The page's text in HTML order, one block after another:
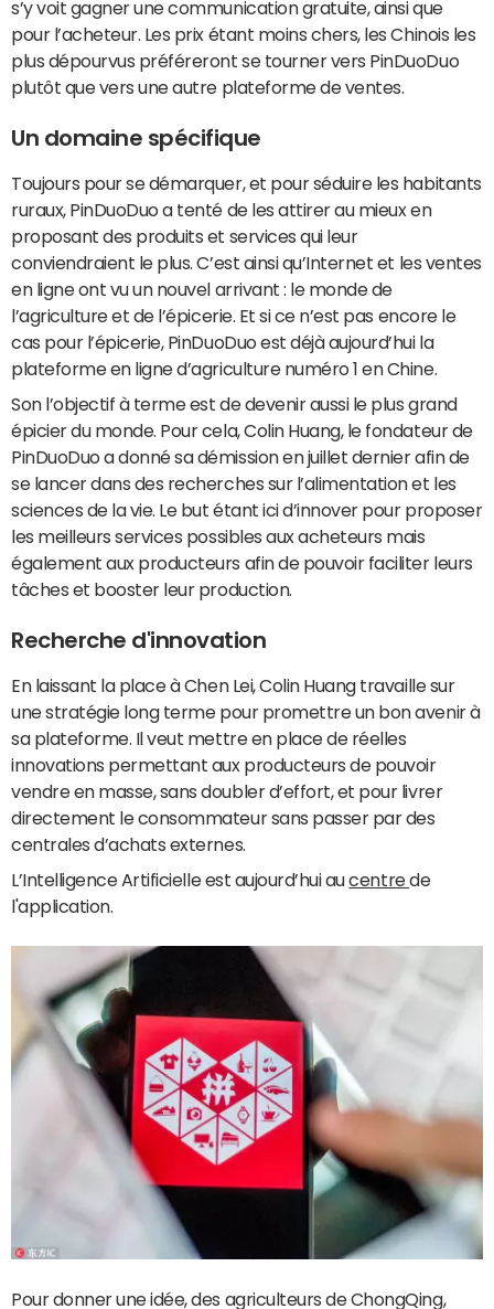
s’y voit gagner une communication gratuite, ainsi que
pour l’acheteur. Les prix étant moins chers, les Chinois les
plus dépourvus préféreront se tourner vers PinDuoDuo
plutôt que vers une autre plateforme de ventes.
Un domaine spécifique
Toujours pour se démarquer, et pour séduire les habitants
ruraux, PinDuoDuo a tenté de les attirer au mieux en
proposant des produits et services qui leur
conviendraient le plus. C’est ainsi qu’Internet et les ventes
en ligne ont vu un nouvel arrivant : le monde de
l’agriculture et de l’épicerie. Et si ce n’est pas encore le
cas pour l’épicerie, PinDuoDuo est déjà aujourd’hui la
plateforme en ligne d’agriculture numéro 1 en Chine.
Son l’objectif à terme est de devenir aussi le plus grand
épicier du monde. Pour cela, Colin Huang, le fondateur de
PinDuoDuo a donné sa démission en juillet dernier afin de
se lancer dans des recherches sur l’alimentation et les
sciences de la vie. Le but étant ici d’innover pour proposer
les meilleurs services possibles aux acheteurs mais
également aux producteurs afin de pouvoir faciliter leurs
tâches et booster leur production.
Recherche d'innovation
En laissant la place à Chen Lei, Colin Huang travaille sur
une stratégie long terme pour promettre un bon avenir à
sa plateforme. Il veut mettre en place de réelles
innovations permettant aux producteurs de pouvoir
vendre en masse, sans doubler d’effort, et pour livrer
directement le consommateur sans passer par des
centrales d’achats externes.
L’Intelligence Artificielle est aujourd’hui aucentrede
l'application.
Pour donner une idée, des agriculteurs de ChongQing,